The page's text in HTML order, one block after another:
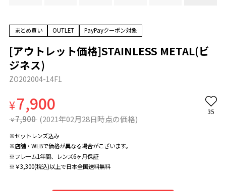
まとめ買い OUTLET PayPayクーポン対象
[アウトレット価格]STAINLESS METAL(ビ
ジネス)
ZO202004-14F1
¥7,900
¥ 7,900 (2021年02月28日時点の価格)
35
※セットレンズ込み
※店舗・WEBで価格が異なる場合がこざいます。
※フレーム1年間、レンズ6ヶ月保証
※￥3,300(税込)以上で日本全国送料無料